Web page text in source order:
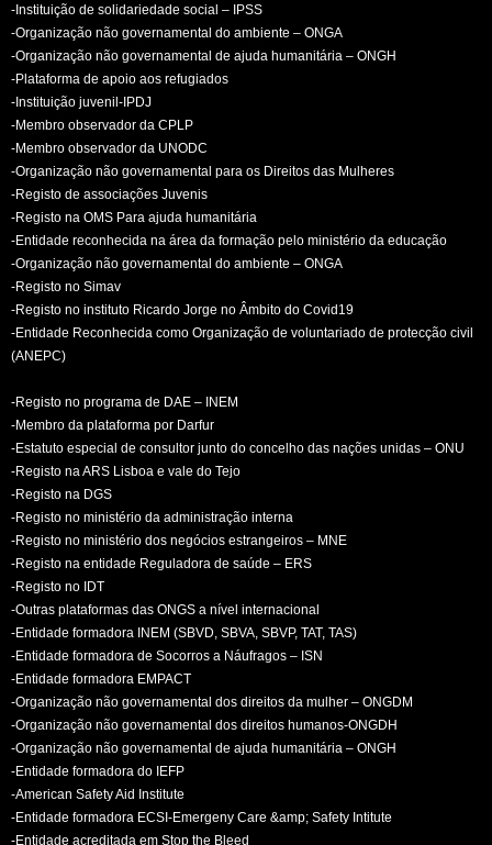
-Instituição de solidariedade social – IPSS
-Organização não governamental do ambiente – ONGA
-Organização não governamental de ajuda humanitária – ONGH
-Plataforma de apoio aos refugiados
-Instituição juvenil-IPDJ
-Membro observador da CPLP
-Membro observador da UNODC
-Organização não governamental para os Direitos das Mulheres
-Registo de associações Juvenis
-Registo na OMS Para ajuda humanitária
-Entidade reconhecida na área da formação pelo ministério da educação
-Organização não governamental do ambiente – ONGA
-Registo no Simav
-Registo no instituto Ricardo Jorge no Âmbito do Covid19
-Entidade Reconhecida como Organização de voluntariado de protecção civil
(ANEPC)
-Registo no programa de DAE – INEM
-Membro da plataforma por Darfur
-Estatuto especial de consultor junto do concelho das nações unidas – ONU
-Registo na ARS Lisboa e vale do Tejo
-Registo na DGS
-Registo no ministério da administração interna
-Registo no ministério dos negócios estrangeiros – MNE
-Registo na entidade Reguladora de saúde – ERS
-Registo no IDT
-Outras plataformas das ONGS a nível internacional
-Entidade formadora INEM (SBVD, SBVA, SBVP, TAT, TAS)
-Entidade formadora de Socorros a Náufragos – ISN
-Entidade formadora EMPACT
-Organização não governamental dos direitos da mulher – ONGDM
-Organização não governamental dos direitos humanos-ONGDH
-Organização não governamental de ajuda humanitária – ONGH
-Entidade formadora do IEFP
-American Safety Aid Institute
-Entidade formadora ECSI-Emergeny Care &amp; Safety Intitute
-Entidade acreditada em Stop the Bleed